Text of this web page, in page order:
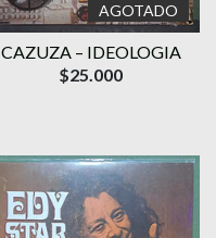
AGOTADO
CAZUZA – IDEOLOGIA
$25.000